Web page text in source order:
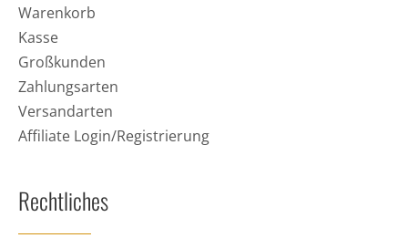
Warenkorb
Kasse
Großkunden
Zahlungsarten
Versandarten
Affiliate Login/Registrierung
Rechtliches